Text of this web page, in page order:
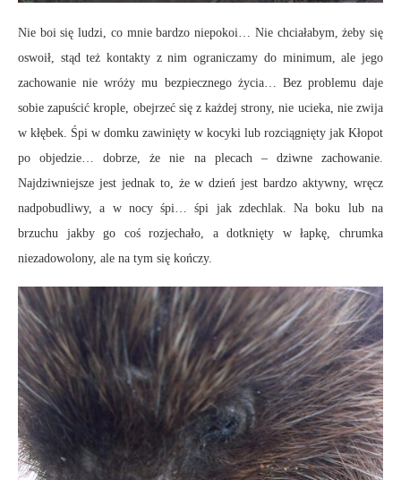
Nie boi się ludzi, co mnie bardzo niepokoi… Nie chciałabym, żeby się
oswoił, stąd też kontakty z nim ograniczamy do minimum, ale jego
zachowanie nie wróży mu bezpiecznego życia… Bez problemu daje
sobie zapuścić krople, obejrzeć się z każdej strony, nie ucieka, nie zwija
w kłębek. Śpi w domku zawinięty w kocyki lub rozciągnięty jak Kłopot
po objedzie… dobrze, że nie na plecach – dziwne zachowanie.
Najdziwniejsze jest jednak to, że w dzień jest bardzo aktywny, wręcz
nadpobudliwy, a w nocy śpi… śpi jak zdechlak. Na boku lub na
brzuchu jakby go coś rozjechało, a dotknięty w łapkę, chrumka
niezadowolony, ale na tym się kończy.